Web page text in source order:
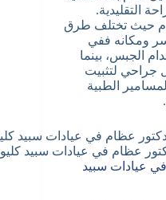
التقليدية.
حيث تختلف طرق
ومكانه ففي
الجبس، بينما
جراحي لتثبيت
الطبية
عظام في عيادات سبيد
عيادات سبيد